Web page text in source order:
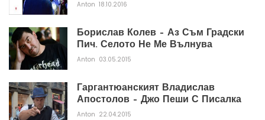
Anton 18.10.2016
Борислав Колев – Аз Съм Градски
Пич. Селото Не Ме Вълнува
Anton 03.05.2015
Гаргантюанският Владислав
Апостолов – Джо Пеши С Писалка
Anton 22.04.2015